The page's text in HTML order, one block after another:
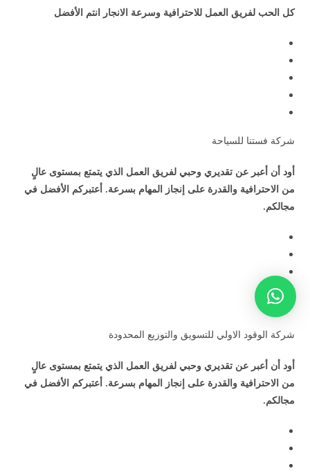
كل الحب لفريق العمل للاحترافية وسرعة الانجار انتم الأفضل
شركة فستنا للسياحة
أود أن أعبر عن تقديري وحبي لفريق العمل الذي يتمتع بمستوى عالٍ
من الاحترافية والقدرة على إنجاز المهام بسرعة. أعتبركم الأفضل في
مجالكم.
شركة الوقود الاولي للتسويق والتوزيع المحدودة
أود أن أعبر عن تقديري وحبي لفريق العمل الذي يتمتع بمستوى عالٍ
من الاحترافية والقدرة على إنجاز المهام بسرعة. أعتبركم الأفضل في
مجالكم.